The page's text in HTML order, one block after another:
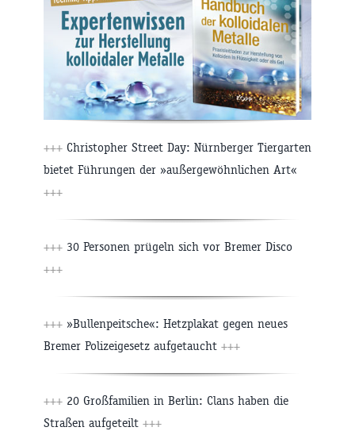
+++ Christopher Street Day: Nürnberger Tiergarten
bietet Führungen der »außergewöhnlichen Art«
+++
+++ 30 Personen prügeln sich vor Bremer Disco
+++
+++ »Bullenpeitsche«: Hetzplakat gegen neues
Bremer Polizeigesetz aufgetaucht +++
+++ 20 Großfamilien in Berlin: Clans haben die
Straßen aufgeteilt +++